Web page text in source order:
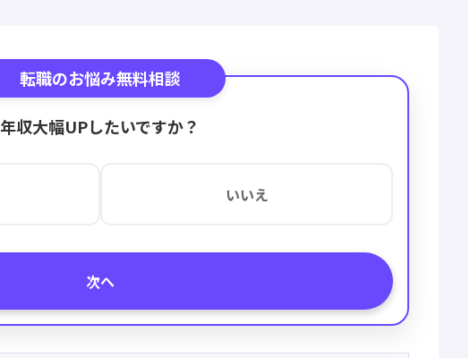
転職のお悩み無料相談
年収大幅UPしたいですか？
いいえ
次へ